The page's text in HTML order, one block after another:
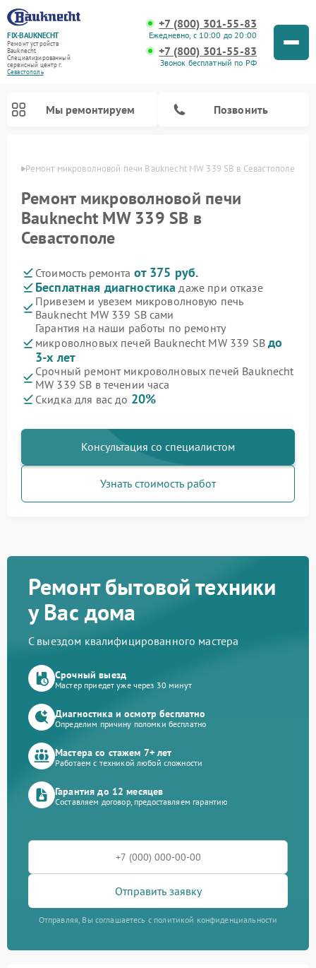
FIX-BAUKNECHT
Ремонт устройств
Bauknecht
Специализированный
cервисный центр г.
Севастополь
+7 (800) 301-55-83
Ежедневно, с 10:00 до 20:00
+7 (800) 301-55-83
Звонок бесплатный по РФ
Мы ремонтируем Позвонить
Ремонт микроволновой печи Bauknecht MW 339 SB в Севастополе
Ремонт микроволновой печи
Bauknecht MW 339 SB в
Севастополе
Стоимость ремонта от 375 руб.
Бесплатная диагностика даже при отказе
Привезем и увезем микроволновую печь
Bauknecht MW 339 SB сами
Гарантия на наши работы по ремонту
микроволновых печей Bauknecht MW 339 SB до
3-х лет
Срочный ремонт микроволновых печей Bauknecht
MW 339 SB в течении часа
Скидка для вас до 20%
Консультация со специалистом
Узнать стоимость работ
Ремонт бытовой техники
у Вас дома
С выездом квалифицированного мастера
Срочный выезд
Мастер приедет уже через 30 минут
Диагностика и осмотр бесплатно
Определим причину поломки бесплатно
Мастера со стажем 7+ лет
Работаем с техникой любой сложности
Гарантия до 12 месяцев
Составляем договор, предоставляем гарантию
Отправить заявку
Отправляя, Вы соглашаетесь с политикой конфиденциальности